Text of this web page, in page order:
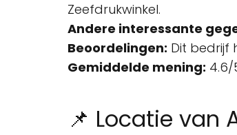
Zeefdrukwinkel.
Andere interessante
Beoordelingen: Dit bedrijf
Gemiddelde mening: 4.6/
📌 Locatie van